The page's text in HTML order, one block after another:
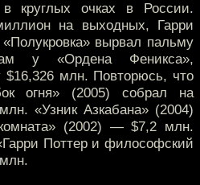
круглых очках в России.
на выходных, Гарри
вырвал пальму
у «Ордена Феникса»,
$16,326 млн. Повторюсь, что
огня» (2005) собрал на
«Узник Азкабана» (2004)
(2002) — $7,2 млн.
Поттер и философский